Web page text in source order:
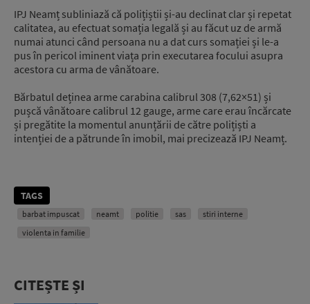
IPJ Neamț subliniază că polițiștii și-au declinat clar și repetat
calitatea, au efectuat somația legală și au făcut uz de armă
numai atunci când persoana nu a dat curs somației și le-a
pus în pericol iminent viața prin executarea focului asupra
acestora cu arma de vânătoare.
Bărbatul deținea arme carabina calibrul 308 (7,62×51) și
pușcă vânătoare calibrul 12 gauge, arme care erau încărcate
și pregătite la momentul anunțării de către polițiști a
intenției de a pătrunde în imobil, mai precizează IPJ Neamț.
TAGS
barbat impuscat neamt politie sas
stiri interne
violenta in familie
CITEȘTE ȘI